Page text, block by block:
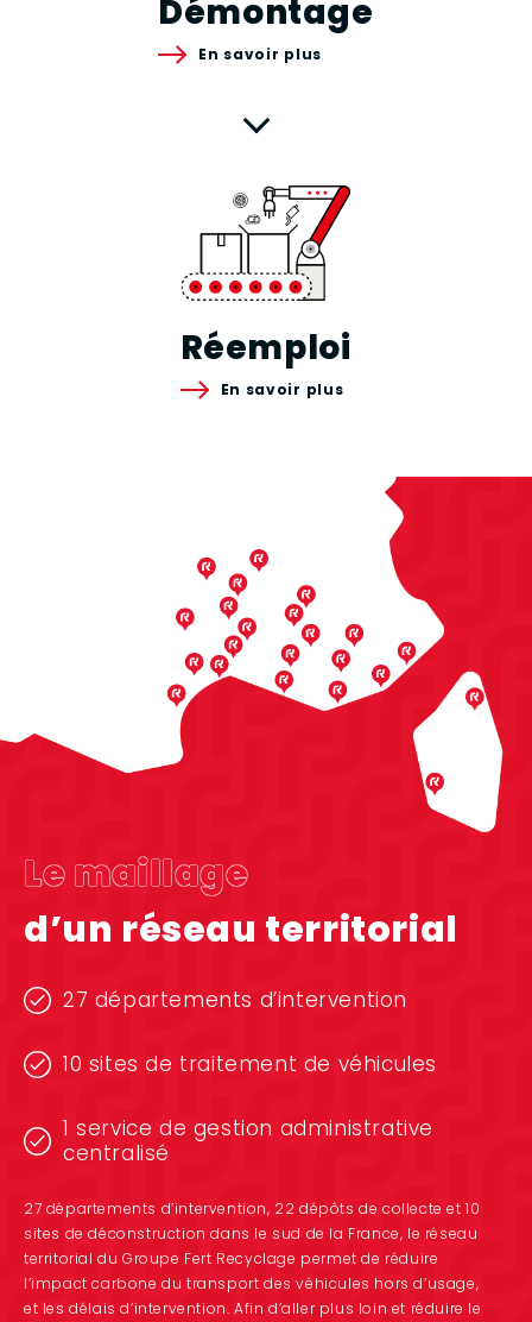
Démontage
En savoir plus
Réemploi
En savoir plus
Le maillage
d’un réseau territorial
27 départements d’intervention
10 sites de traitement de véhicules
1 service de gestion administrative
centralisé
27 départements d’intervention, 22 dépôts de collecte et 10
sites de déconstruction dans le sud de la France, le réseau
territorial du Groupe Fert Recyclage permet de réduire
l’impact carbone du transport des véhicules hors d’usage,
et les délais d’intervention. Afin d’aller plus loin et réduire le